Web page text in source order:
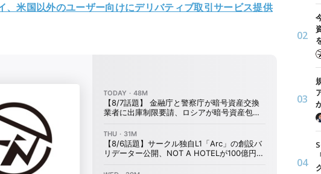
、米国以外のユーザー向けにデリバティブ取引サービス提供